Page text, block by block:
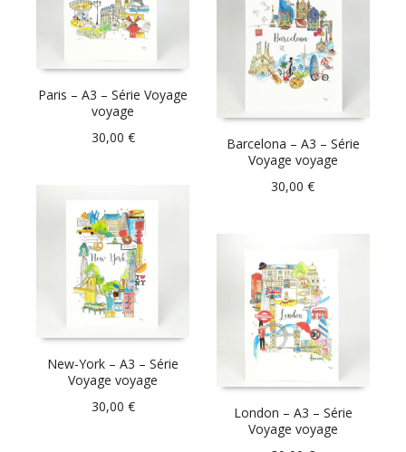
Paris – A3 – Série Voyage
voyage
30,00 €
Barcelona – A3 – Série
Voyage voyage
30,00€
New-York – A3 – Série
Voyage voyage
30,00 €
London – A3 – Série
Voyage voyage